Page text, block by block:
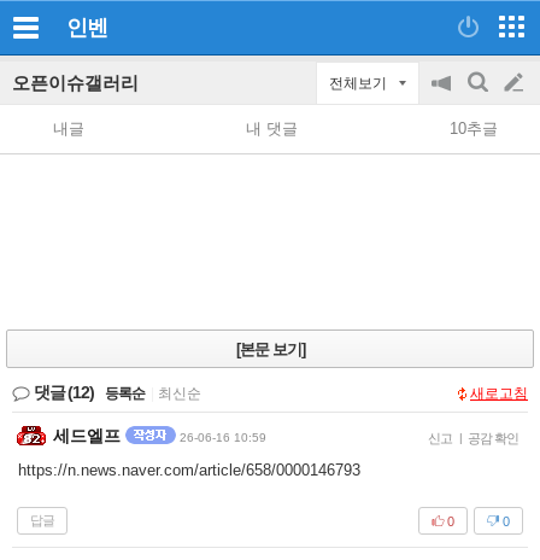
인벤
오픈이슈갤러리 전체보기
공
지
on/off
검
색
글
쓰
내글 내 댓글 10추글
[본문 보기]
댓글(12) 등록순 최신순 새로고침
세드엘프 26-06-16 10:59 신고 | 공감 확인
https://n.news.naver.com/article/658/0000146793
답글 0
0